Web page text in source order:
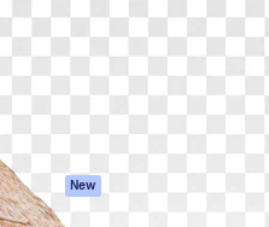
Documentação
Termos e
condições
Política de
privacidade
Originais
New
Política de cookies
Sobre nós
Emprego
pesquisa
Blog